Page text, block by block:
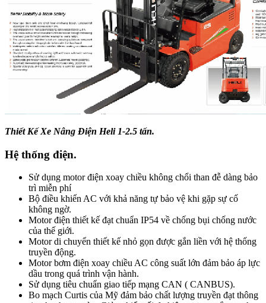
Thiết Kế Xe Nâng Điện Heli 1-2.5 tấn.
Hệ thống điện.
Sử dụng motor điện xoay chiều không chổi than đễ dàng bảo
trì miễn phí
Bộ điều khiển AC với khả năng tự bảo vệ khi gặp sự cố
không ngờ.
Motor điện thiết kế đạt chuẩn IP54 về chống bụi chống nước
của thế giới.
Motor di chuyển thiết kế nhỏ gọn được gắn liền với hệ thống
truyền động.
Motor bơm điện xoay chiều AC công suất lớn đảm bảo áp lực
dầu trong quá trình vận hành.
Sử dụng tiêu chuẩn giao tiếp mạng CAN ( CANBUS).
Bo mạch Curtis của Mỹ đảm bảo chất lượng truyền đạt thông